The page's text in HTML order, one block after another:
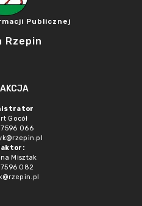
Publicznej
Rzepin
Gocół
066
Misztak
082